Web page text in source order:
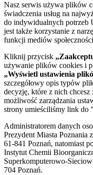
Nasz serwis używa plików
świadczenia usług na
do indywidualnych
jest także korzystanie z
funkcji mediów
Kliknij przycisk
używanie plików cookies i
„Wyświetl ustawienia
szczegółowy opis typów
decyzję, które z nich
możliwość zarządzania
strony umieściliśmy link do
Administratorem danych
Prezydent Miasta Poznania
61-841 Poznań, natomiast
Instytut Chemii
Superkomputerowo-
704 Poznań.